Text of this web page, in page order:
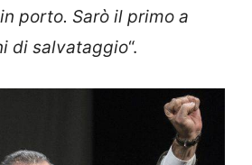
porto. Sarò il primo a
di salvataggio“.